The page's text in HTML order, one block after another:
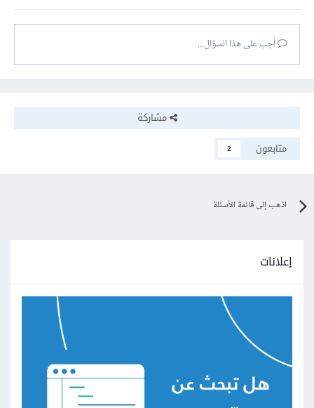
أجب على هذا السؤال...
مشاركة
متابعون
2
اذهب إلى قائمة الأسئلة
إعلانات